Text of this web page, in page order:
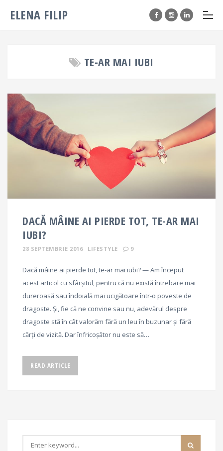
ELENA FILIP
TE-AR MAI IUBI
DACĂ MÂINE AI PIERDE TOT, TE-AR MAI
IUBI?
28 SEPTEMBRIE 2016 LIFESTYLE 9
Dacă mâine ai pierde tot, te-ar mai iubi? — Am început
acest articol cu sfârșitul, pentru că nu există întrebare mai
dureroasă sau îndoială mai ucigătoare într-o poveste de
dragoste. Și, fie că ne convine sau nu, adevărul despre
dragoste stă în cât valorăm fără un leu în buzunar și fără
cărți de vizită. Dar înfricoșător nu este să…
READ ARTICLE